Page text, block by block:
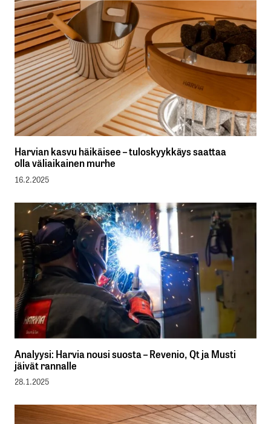
Harvian kasvu häikäisee – tuloskyykkäys saattaa
olla väliaikainen murhe
16.2.2025
Analyysi: Harvia nousi suosta – Revenio, Qt ja Musti
jäivät rannalle
28.1.2025